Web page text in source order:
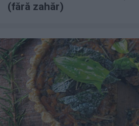
(fără zahăr)